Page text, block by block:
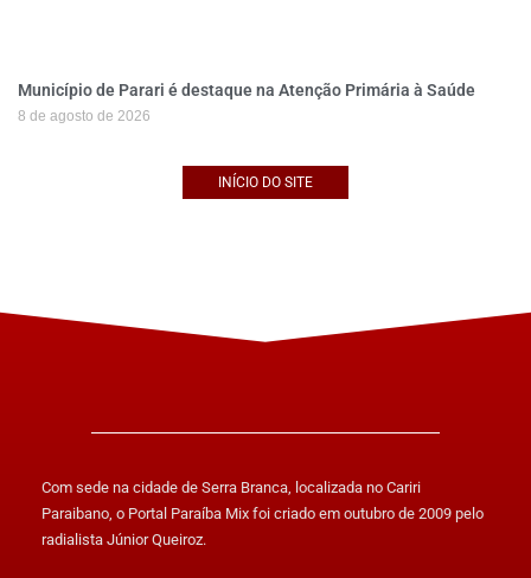
Município de Parari é destaque na Atenção Primária à Saúde
8 de agosto de 2026
INÍCIO DO SITE
Com sede na cidade de Serra Branca, localizada no Cariri
Paraibano, o Portal Paraíba Mix foi criado em outubro de 2009 pelo
radialista Júnior Queiroz.